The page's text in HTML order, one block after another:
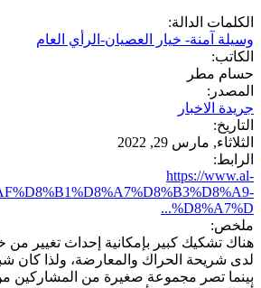
الكلمات الدالة:
وسيلة آمنة- خيار العصيان-الرأي العام
الكاتب:
حسام مطر
المصدر:
جريدة الاخبار
التاريخ:
الثلاثاء, مارس 29, 2022
الرابط:
https://www.al-
%D8%A7%D...
ملخص:
هناك تشكيك كبير بإمكانية إحداث تغيير من
لدى شريحة الحراك والمعارضة، ولذا كان
بينما تصر مجموعة صغيرة من المشاركين